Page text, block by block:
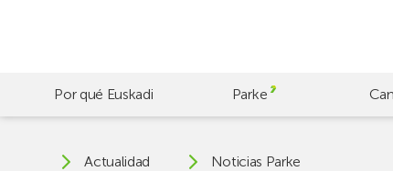
Por qué Euskadi Parke
Actualidad Noticias Parke